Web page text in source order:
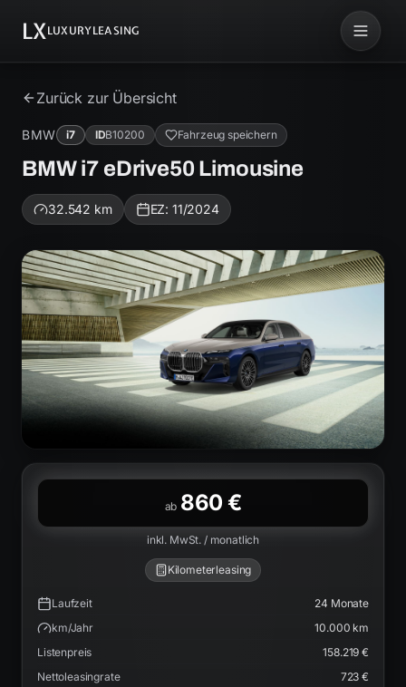
LXLUXURYLEASING
Zurück zur Übersicht
BMW i7 IDB10200 Fahrzeug speichern
BMW i7 eDrive50 Limousine
32.542 km EZ: 11/2024
ab 860 €
inkl. MwSt. / monatlich
Kilometerleasing
Laufzeit 24 Monate
km/Jahr
10.000 km
Listenpreis
158.219 €
Nettoleasingrate
723 €